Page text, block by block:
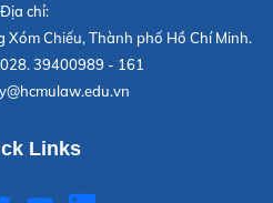
Địa chỉ:
Chiếu, Thành phố Hồ Chí Minh.
028. 39400989 - 161
Links